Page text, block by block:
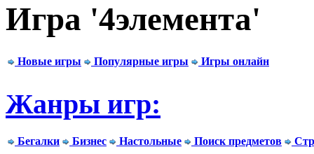
Игра '4элемента'
Новые игры Популярные игры Игры онлайн
Жанры игр:
Бегалки Бизнес Настольные Поиск предметов